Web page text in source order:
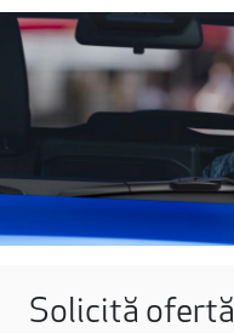
Solicită ofertă